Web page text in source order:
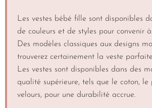
Les vestes bébé fille sont disponibles
de couleurs et de styles pour convenir
Des modèles classiques aux designs
trouverez certainement la veste
Les vestes sont disponibles dans des
qualité supérieure, tels que le coton, le
velours, pour une durabilité accrue.